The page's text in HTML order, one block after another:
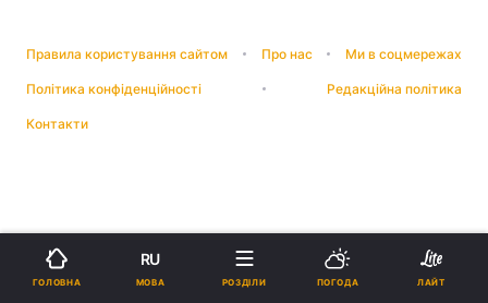
Правила користування сайтом Про нас Ми в соцмережах
Політика конфіденційності Редакційна політика
Контакти
ГОЛОВНА
RU
МОВА РОЗДІЛИ ПОГОДА ЛАЙТ